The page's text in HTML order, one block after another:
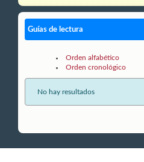
Guías de lectura
Orden alfabético
Orden cronológico
No hay resultados